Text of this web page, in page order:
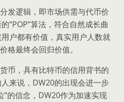
发逻辑，即市场供需与代币价
“POP”算法，符合自然成长曲
户都有价值，真实用户人数就
格最终会回归价值。
币，具有比特币的信用背书的
来说，DW20的出现会进一步
”的信念，DW20作为加速实现